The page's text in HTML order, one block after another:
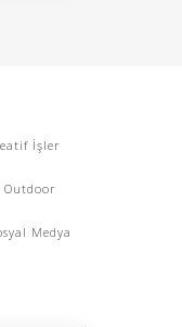
İşler
Outdoor
Medya